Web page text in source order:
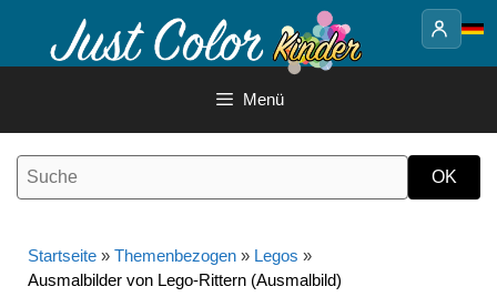
Inhalt
Menü
Startseite » Themenbezogen » Legos »
Ausmalbilder von Lego-Rittern (Ausmalbild)